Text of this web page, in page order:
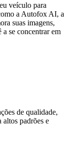
veículo para
a Autofox AI, a
suas imagens,
se concentrar em
de qualidade,
altos padrões e